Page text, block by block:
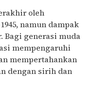
oleh
namun dampak
Bagi generasi muda
mempengaruhi
mempertahankan
dengan sirih dan